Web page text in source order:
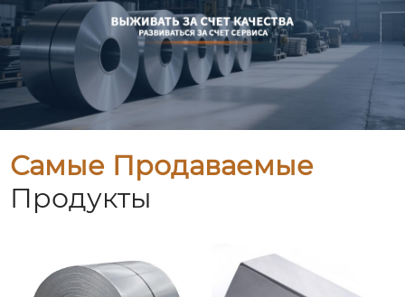
Самые Продаваемые
Продукты